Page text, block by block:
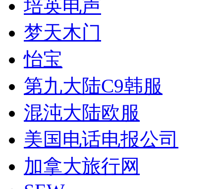
培英电声
梦天木门
怡宝
第九大陆C9韩服
混沌大陆欧服
美国电话电报公司
加拿大旅行网